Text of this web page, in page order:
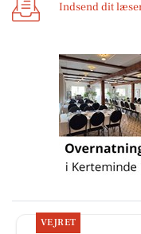
Indsend dit
VEJRET